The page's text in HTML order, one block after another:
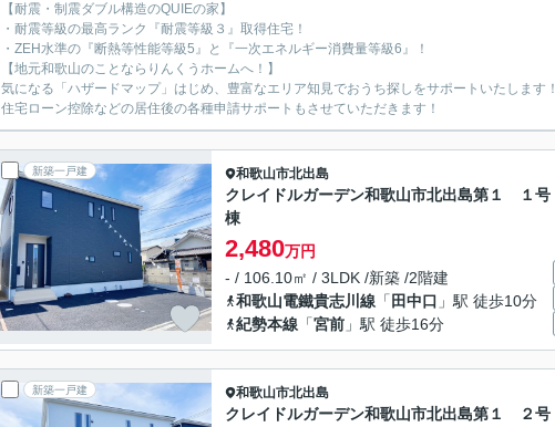
【耐震・制震ダブル構造のQUIEの家】
・耐震等級の最高ランク『耐震等級３』取得住宅！
・ZEH水準の『断熱等性能等級5』と『一次エネルギー消費量等級6』！
【地元和歌山のことならりんくうホームへ！】
気になる「ハザードマップ」はじめ、豊富なエリア知見でおうち探しをサポートいたします！
住宅ローン控除などの居住後の各種申請サポートもさせていただきます！
新築一戸建 和歌山市北出島
クレイドルガーデン和歌山市北出島第１ １号
棟
2,480万円
- / 106.10㎡ / 3LDK /新築 /2階建
和歌山電鐵貴志川線 「 田中口 」駅 徒歩10分
紀勢本線 「宮前 」駅 徒歩16分
新築一戸建 和歌山市北出島
クレイドルガーデン和歌山市北出島第１ ２号